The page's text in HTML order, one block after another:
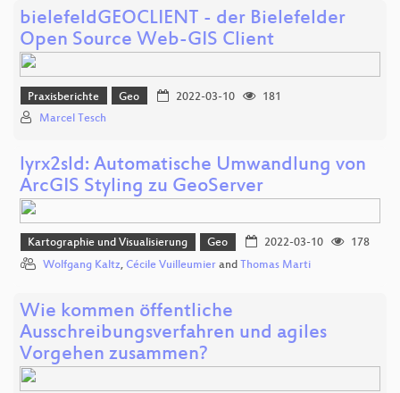
bielefeldGEOCLIENT - der Bielefelder
Open Source Web-GIS Client
Praxisberichte Geo 2022-03-10
181
Marcel Tesch
lyrx2sld: Automatische Umwandlung von
ArcGIS Styling zu GeoServer
Kartographie und Visualisierung Geo 2022-03-10
178
Wolfgang Kaltz, Cécile Vuilleumier and Thomas Marti
Wie kommen öffentliche
Ausschreibungsverfahren und agiles
Vorgehen zusammen?